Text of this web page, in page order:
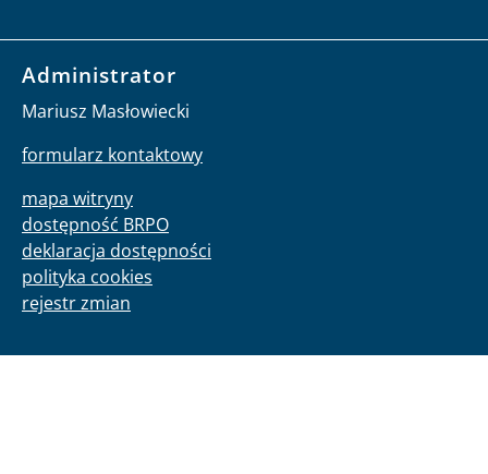
Administrator
Mariusz Masłowiecki
formularz kontaktowy
mapa witryny
dostępność BRPO
deklaracja dostępności
polityka cookies
rejestr zmian